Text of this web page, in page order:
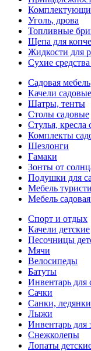
Уголь, дрова
Топливные
Щепа для
Жидкости для
Сухие
Садовая мебель
Качели садовые
Шатры, тенты
Столы садовые
Стулья, кресла
Комплекты
Шезлонги
Гамаки
Зонты от
Подушки для
Мебель
Мебель садовая
Спорт и отдых
Качели детские
Песочницы
Мячи
Велосипеды
Батуты
Инвентарь для
Сачки
Санки, ледянки
Лыжи
Инвентарь для
Снежколепы
Лопаты